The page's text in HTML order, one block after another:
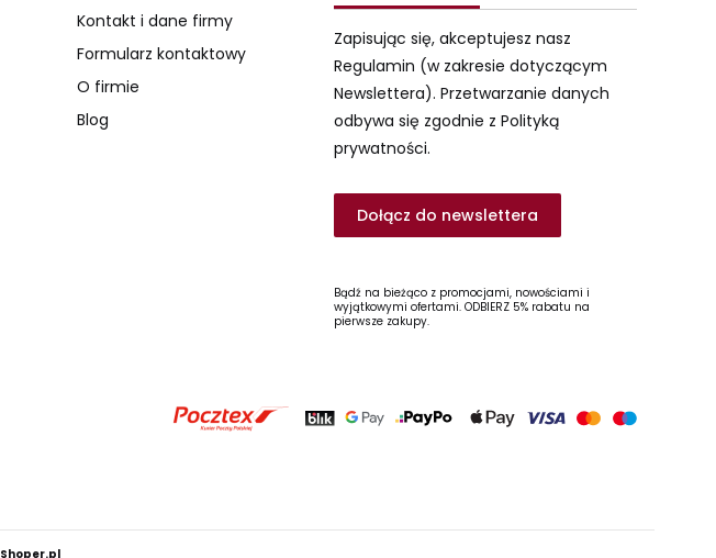
Kontakt i dane firmy
Formularz kontaktowy
O firmie
Blog
Bądź na bieżąco z promocjami, nowościami i
wyjątkowymi ofertami. ODBIERZ 5% rabatu na
pierwsze zakupy.
Dołącz do newslettera
Zapisując się, akceptujesz nasz
Regulamin (w zakresie dotyczącym
Newslettera). Przetwarzanie danych
odbywa się zgodnie z Polityką
prywatności.
Shoper.pl